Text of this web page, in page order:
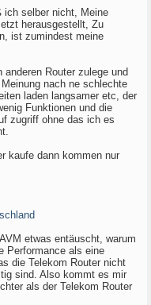
ich selber nicht, Meine
herausgestellt, Zu
ist zumindest meine
Router zulege und
nach ne schlechte
laden langsamer etc, der
Funktionen und die
zugriff ohne das ich es
kaufe dann kommen nur
etwas entäuscht, warum
Performance als eine
die Telekom Router nicht
sind. Also kommt es mir
als der Telekom Router